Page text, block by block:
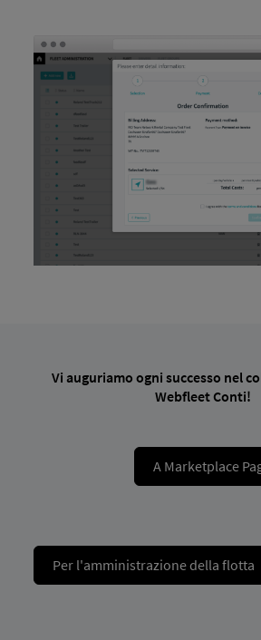
Vi auguriamo ogni successo nel
Webfleet Conti!
A Marketplace
Per l'amministrazione della flotta